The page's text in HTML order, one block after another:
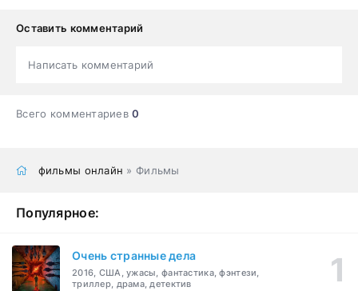
Оставить комментарий
Написать комментарий
Всего комментариев0
фильмы онлайн » Фильмы
Популярное:
Очень странные дела
2016, США, ужасы, фантастика, фэнтези,
триллер, драма, детектив